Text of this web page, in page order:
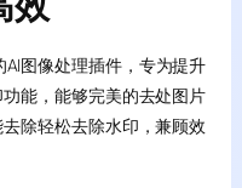
图像处理插件，专为提升
能，能够完美的去处图片
除轻松去除水印，兼顾效